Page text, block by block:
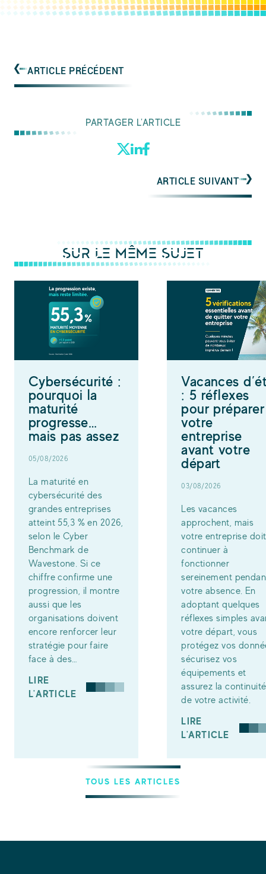
ARTICLE PRÉCÉDENT
PARTAGER L'ARTICLE
ARTICLE SUIVANT
SUR LE MÊME SUJET
Cybersécurité :
pourquoi la
maturité
progresse…
mais pas assez
05/08/2026
La maturité en
cybersécurité des
grandes entreprises
atteint 55,3 % en 2026,
selon le Cyber
Benchmark de
Wavestone. Si ce
chiffre confirme une
progression, il montre
aussi que les
organisations doivent
encore renforcer leur
stratégie pour faire
face à des…
LIRE
L'ARTICLE
Vacances
: 5 réflexes
pour préparer
votre
entreprise
avant votre
départ
03/08/2026
Les vacances
approchent, mais
votre entreprise doit
continuer à
fonctionner
sereinement
votre absence. En
adoptant quelques
réflexes simples
votre départ, vous
protégez vos
sécurisez vos
équipements et
assurez la continuité
de votre activité.
LIRE
L'ARTICLE
TOUS LES ARTICLES